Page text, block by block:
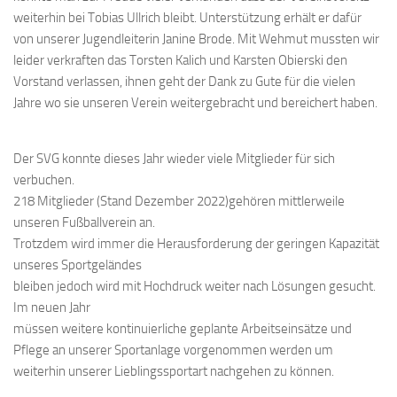
weiterhin bei Tobias Ullrich bleibt. Unterstützung erhält er dafür
von unserer Jugendleiterin Janine Brode. Mit Wehmut mussten wir
leider verkraften das Torsten Kalich und Karsten Obierski den
Vorstand verlassen, ihnen geht der Dank zu Gute für die vielen
Jahre wo sie unseren Verein weitergebracht und bereichert haben.
Der SVG konnte dieses Jahr wieder viele Mitglieder für sich
verbuchen.
218 Mitglieder (Stand Dezember 2022)gehören mittlerweile
unseren Fußballverein an.
Trotzdem wird immer die Herausforderung der geringen Kapazität
unseres Sportgeländes
bleiben jedoch wird mit Hochdruck weiter nach Lösungen gesucht.
Im neuen Jahr
müssen weitere kontinuierliche geplante Arbeitseinsätze und
Pflege an unserer Sportanlage vorgenommen werden um
weiterhin unserer Lieblingssportart nachgehen zu können.